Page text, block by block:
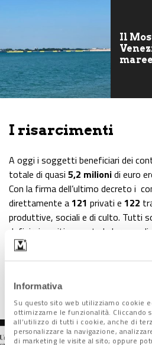
Informativa
Su questo sito web utilizziamo cookie
ottimizzarne le funzionalità. Cliccando
all’utilizzo di tutti i cookie, anche di
personalizzare la navigazione,
di marketing le visite al sito; oppure
Il
I risarcimenti
A oggi i soggetti beneficiari dei
totale di quasi 5,2 milionidi euro
Con la firma dell’ultimo decreto i
direttamente a121 privati e 122
produttive, sociali e di culto. Tutti
definirsi positivamente la loro
possono contare sul risarcimento
I precedenti decreti hanno
imprese); il 18 maggio
Il